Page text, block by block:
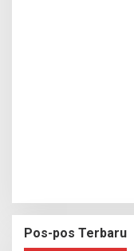
Pos-pos Terbaru